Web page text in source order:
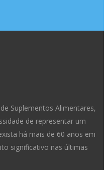
Suplementos Alimentares,
de representar um
há mais de 60 anos em
significativo nas últimas